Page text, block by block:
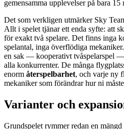
gemensamma upplevelser på bara 15
Det som verkligen utmärker Sky
Allt i spelet tjänar ett enda syfte: att
för exakt två spelare. Det finns inga
spelantal, inga överflödiga
en sak — kooperativt tvåspelarspel —
alla konkurrenter. De många
enorm återspelbarhet, och varje ny
mekaniker som förändrar hur ni
Varianter och
Grundspelet rymmer redan en